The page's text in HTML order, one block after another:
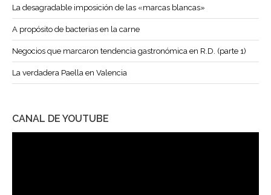
La desagradable imposición de las «marcas blancas»
A propósito de bacterias en la carne
Negocios que marcaron tendencia gastronómica en R.D. (parte 1)
La verdadera Paella en Valencia
CANAL DE YOUTUBE